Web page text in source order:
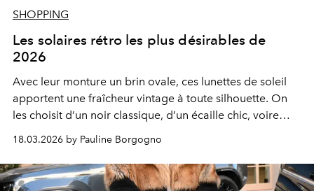
SHOPPING
Les solaires rétro les plus désirables de
2026
Avec leur monture un brin ovale, ces lunettes de soleil
apportent une fraîcheur vintage à toute silhouette. On
les choisit d’un noir classique, d’un écaille chic, voire
d’un doux rose poudré pour habiller le regard avec
18.03.2026 by Pauline Borgogno